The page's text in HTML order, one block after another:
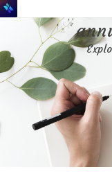
Aller
au